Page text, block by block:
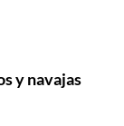
y navajas